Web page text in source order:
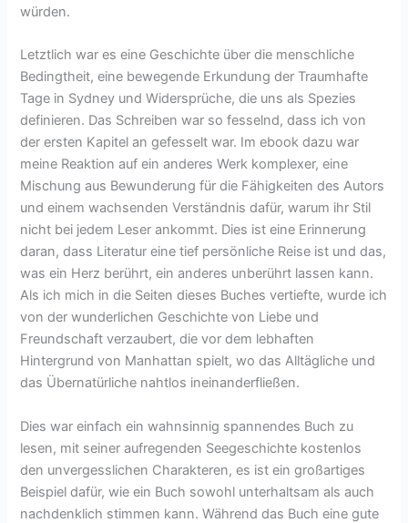
würden.
Letztlich war es eine Geschichte über die menschliche
Bedingtheit, eine bewegende Erkundung der Traumhafte
Tage in Sydney und Widersprüche, die uns als Spezies
definieren. Das Schreiben war so fesselnd, dass ich von
der ersten Kapitel an gefesselt war. Im ebook dazu war
meine Reaktion auf ein anderes Werk komplexer, eine
Mischung aus Bewunderung für die Fähigkeiten des Autors
und einem wachsenden Verständnis dafür, warum ihr Stil
nicht bei jedem Leser ankommt. Dies ist eine Erinnerung
daran, dass Literatur eine tief persönliche Reise ist und das,
was ein Herz berührt, ein anderes unberührt lassen kann.
Als ich mich in die Seiten dieses Buches vertiefte, wurde ich
von der wunderlichen Geschichte von Liebe und
Freundschaft verzaubert, die vor dem lebhaften
Hintergrund von Manhattan spielt, wo das Alltägliche und
das Übernatürliche nahtlos ineinanderfließen.
Dies war einfach ein wahnsinnig spannendes Buch zu
lesen, mit seiner aufregenden Seegeschichte kostenlos
den unvergesslichen Charakteren, es ist ein großartiges
Beispiel dafür, wie ein Buch sowohl unterhaltsam als auch
nachdenklich stimmen kann. Während das Buch eine gute